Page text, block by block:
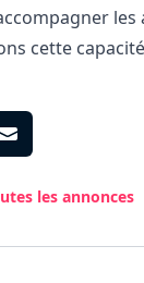
cette
les annonces